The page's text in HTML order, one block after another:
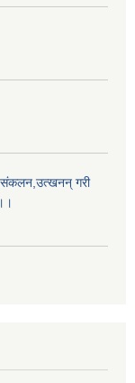
संकलन,उत्खनन् गरी